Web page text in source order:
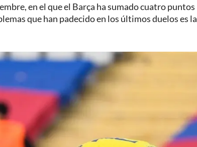
en el que el Barça ha sumado cuatro puntos
que han padecido en los últimos duelos es la